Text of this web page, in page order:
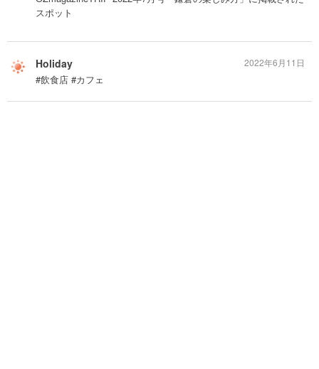
スポット
Holiday
#飲食店 #カフェ
2022年6月11日